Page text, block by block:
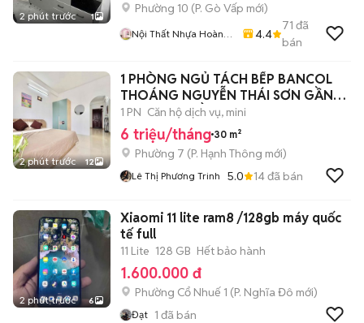
2 phút trước 1
Phường 10 (P. Gò Vấp mới)
Nội Thất Nhựa Hoàng
4.4
71 đã
bán
2 phút trước 12
1 PHÒNG NGỦ TÁCH BẾP BANCOL
THOÁNG NGUYỄN THÁI SƠN GẦN
PHẠM VĂN ĐỒNG
1 PN Căn hộ dịch vụ, mini
6 triệu/tháng 30 m²
Phường 7 (P. Hạnh Thông mới)
Lê Thị Phương Trinh 5.0 14đã bán
2 phút trước 6
Xiaomi 11 lite ram8 /128gb máy quốc
tế full
11 Lite 128 GB Hết bảo hành
1.600.000 đ
Phường Cổ Nhuế 1 (P. Nghĩa Đô mới)
Đạt 1 đã bán